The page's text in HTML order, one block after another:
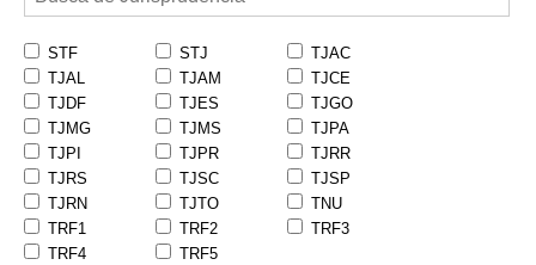
STF STJ
TJAC
TJAL
TJAM
TJCE
TJDF
TJES
TJGO
TJMG
TJMS
TJPA
TJPI
TJPR
TJRR
TJRS
TJSC
TJSP
TJRN
TJTO
TNU
TRF1
TRF2
TRF3
TRF4
TRF5